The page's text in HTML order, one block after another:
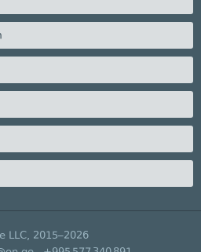
LLC, 2015–2026